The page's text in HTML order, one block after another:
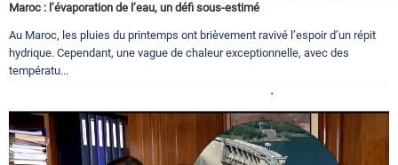
Maroc : l’évaporation de l’eau, un défi sous-estimé
Au Maroc, les pluies du printemps ont brièvement ravivé l’espoir d’un répit
hydrique. Cependant, une vague de chaleur exceptionnelle, avec des
températu...